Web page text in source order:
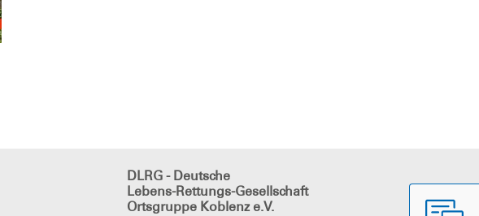
DLRG - Deutsche
Lebens-Rettungs-Gesellschaft
Ortsgruppe Koblenz e.V.